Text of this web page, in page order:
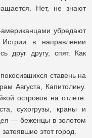
Нет, не знают
убредают
в направлении
друг другу, спят. Как
ставень на
Августа, Капитолину.
островов на отлете.
сухогрузы, краны и
— беженцы в золотом
этот город.